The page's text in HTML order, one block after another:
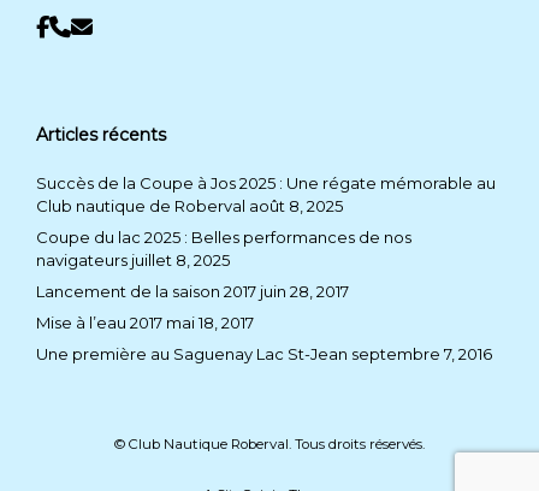
Articles récents
Succès de la Coupe à Jos 2025 : Une régate mémorable au
Club nautique de Roberval août 8, 2025
Coupe du lac 2025 : Belles performances de nos
navigateurs juillet 8, 2025
Lancement de la saison 2017 juin 28, 2017
Mise à l’eau 2017 mai 18, 2017
Une première au Saguenay Lac St-Jean septembre 7, 2016
© Club Nautique Roberval. Tous droits réservés.